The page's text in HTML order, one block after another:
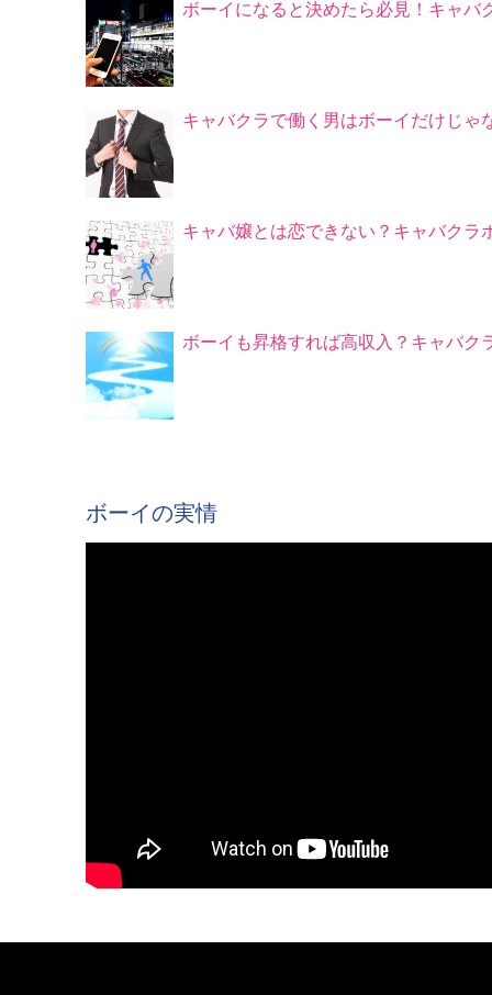
ボーイになると決めたら必見！キャバ
キャバクラで働く男はボーイだけじゃ
キャバ嬢とは恋できない？キャバクラ
ボーイも昇格すれば高収入？キャバク
ボーイの実情